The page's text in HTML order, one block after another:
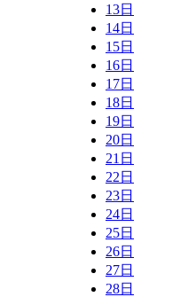
13日
14日
15日
16日
17日
18日
19日
20日
21日
22日
23日
24日
25日
26日
27日
28日